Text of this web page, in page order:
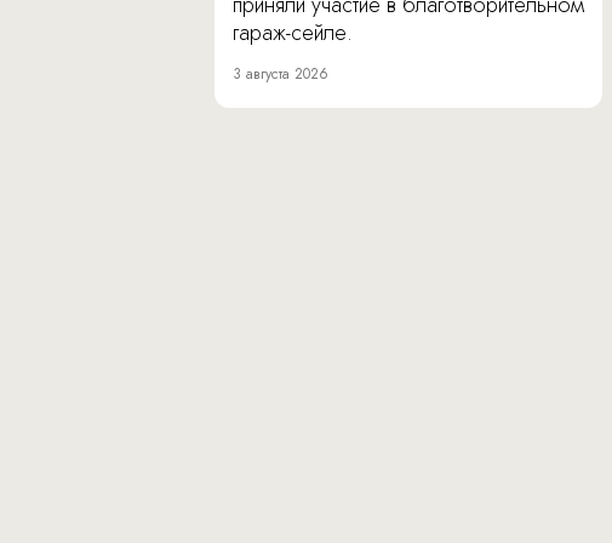
гараж-сейле.
3 августа 2026